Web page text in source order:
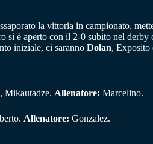
la vittoria in campionato,
si è aperto con il 2-0 subito nel
iniziale, ci saranno Dolan, Exposito
Mikautadze. Allenatore: Marcelino.
Allenatore: Gonzalez.